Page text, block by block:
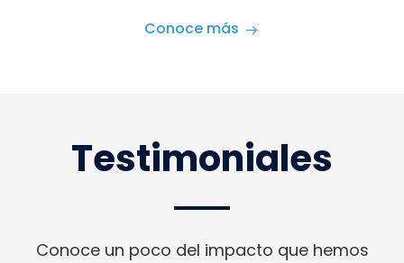
Conoce más
Testimoniales
Conoce un poco del impacto que hemos